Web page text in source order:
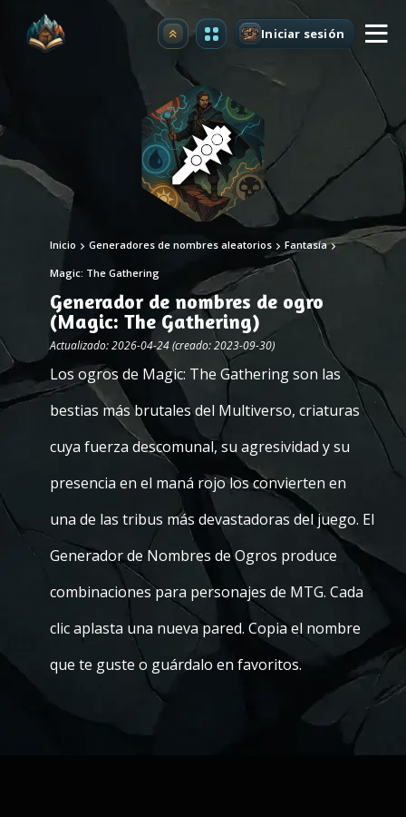
Mejorar Iniciar sesión
Inicio Generadores de nombres aleatorios Fantasía
Magic: The Gathering
Generador de nombres de ogro
(Magic: The Gathering)
Actualizado: 2026-04-24 (creado: 2023-09-30)
Los ogros de Magic: The Gathering son las
bestias más brutales del Multiverso, criaturas
cuya fuerza descomunal, su agresividad y su
presencia en el maná rojo los convierten en
una de las tribus más devastadoras del juego. El
Generador de Nombres de Ogros produce
combinaciones para personajes de MTG. Cada
clic aplasta una nueva pared. Copia el nombre
que te guste o guárdalo en favoritos.